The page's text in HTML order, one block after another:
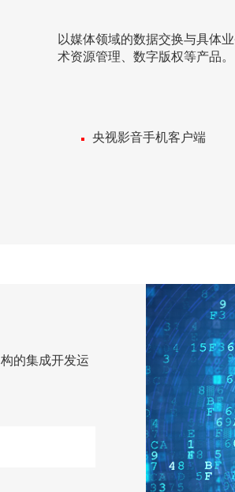
以媒体领域的数据交换与具体
术资源管理、数字版权等产品。
央视影音手机客户端
的集成开发运